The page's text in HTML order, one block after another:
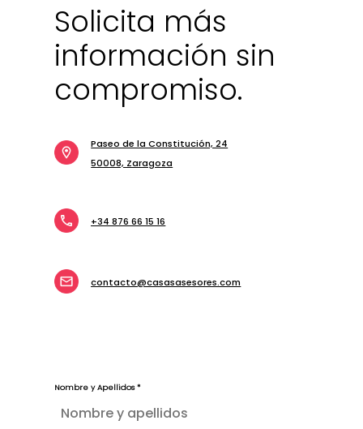
Solicita más
información sin
compromiso.
Paseo de la Constitución, 24
50008, Zaragoza
+34 876 66 15 16
contacto@casasasesores.com
Nombre y Apellidos *